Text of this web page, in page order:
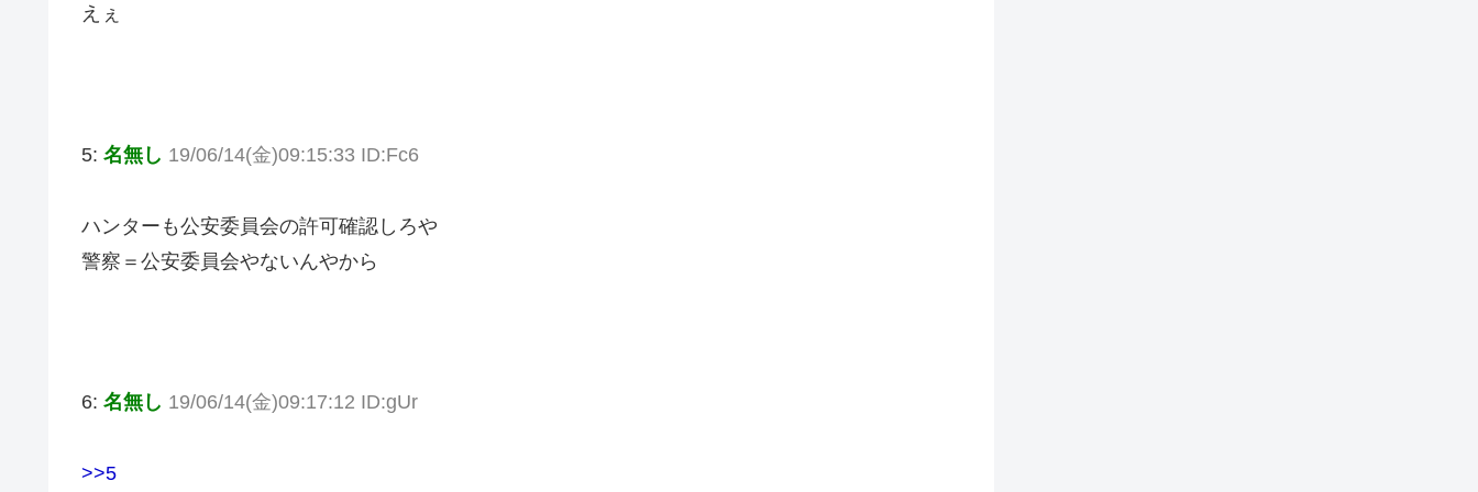
えぇ
5: 名無し 19/06/14(金)09:15:33 ID:Fc6
ハンターも公安委員会の許可確認しろや
警察＝公安委員会やないんやから
6: 名無し 19/06/14(金)09:17:12 ID:gUr
>>5